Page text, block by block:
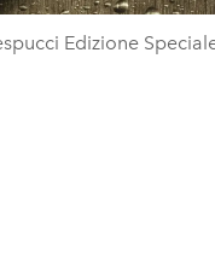
Edizione